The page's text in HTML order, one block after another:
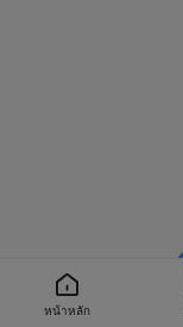
หน้าหลัก